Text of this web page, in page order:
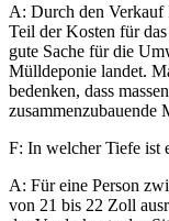
A: Durch den Verkauf
Teil der Kosten für
gute Sache für die
Mülldeponie landet.
bedenken, dass
zusammenzubauende
F: In welcher Tiefe ist
A: Für eine Person
von 21 bis 22 Zoll